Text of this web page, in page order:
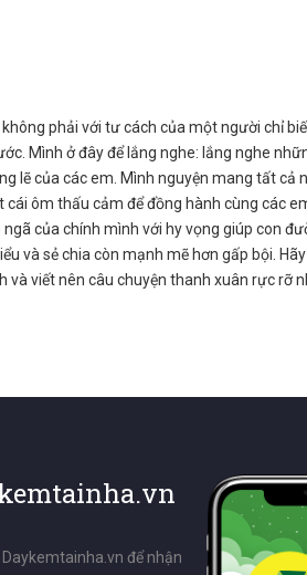
phải với tư cách của một người chỉ
Mình ở đây để lắng nghe: lắng nghe
lẽ của các em. Mình nguyện mang tất cả
ôm thấu cảm để đồng hành cùng các
của chính mình với hy vọng giúp con
và sẻ chia còn mạnh mẽ hơn gấp bội.
viết nên câu chuyện thanh xuân rực rỡ
để nhận